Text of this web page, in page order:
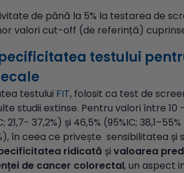
de până la 5% la testarea de
valori cut-off (de referință) cuprinse
testului
testului FIT, folosit ca test de
studii extinse. Pentru valori între
37,2%) și 46,5% (95%IC;
în ceea ce privește sensibilitatea
ridicată și valoarea
de cancer colorectal, un aspect